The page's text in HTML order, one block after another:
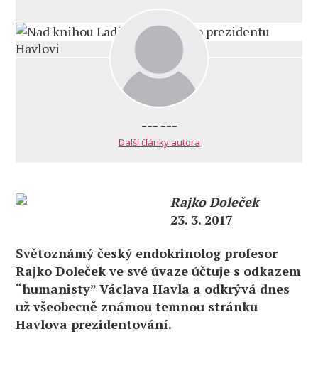
--- ---
Další články autora
Rajko Doleček
23. 3. 2017
Světoznámý český endokrinolog profesor
Rajko Doleček ve své úvaze účtuje s odkazem
“humanisty” Václava Havla a odkrývá dnes
už všeobecně známou temnou stránku
Havlova prezidentování.